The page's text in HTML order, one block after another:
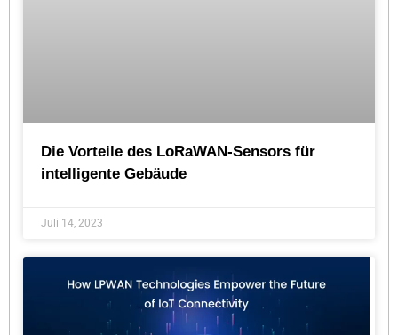
Die Vorteile des LoRaWAN-Sensors für
intelligente Gebäude
Juli 14, 2023